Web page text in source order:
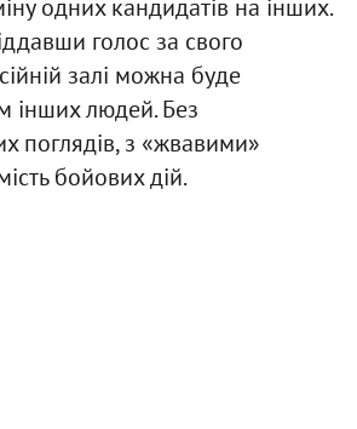
одних кандидатів на інших.
голос за свого
залі можна буде
інших людей. Без
поглядів, з «жвавими»
бойових дій.